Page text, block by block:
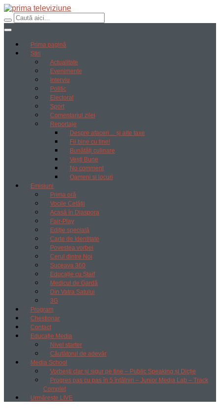
Prima pagină
Știri
Actualitate
Evenimente
Interviu
Politic
Electoral
Sport
Comentariul zilei
Reportaje
Despre afaceri… și alte taxe
Fii bine cu tine!
Bunătăți culinare
Vești Bune
No comment
Oameni si locuri
Emisiuni
Prima oră
Vocile Cetății
Acasă în Diaspora
Fair-Play
Ediție specială
Carte de Identitate
Povestea vorbei
Cerul dintre Noi
Suceava 360
Educație cu Ștaif
Medicul de Gardă
Din Vatra Satului
3G
Program
Chestionar
Contact
Educație Media
Nivel starter
Căutătorul de adevăr
Media School
Vorbești clar și sigur pe tine – Public Speaking și Dicție
Progres pas cu pas în 5 întâlniri – Junior Media Lab – Track
Complet
Urmărește LIVE